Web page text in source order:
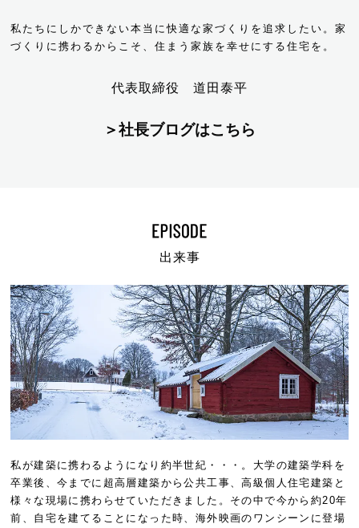
私たちにしかできない本当に快適な家づくりを追求したい。家
づくりに携わるからこそ、住まう家族を幸せにする住宅を。
代表取締役 道田泰平
＞社長ブログはこちら
出来事
私が建築に携わるようになり約半世紀・・・。大学の建築学科を
卒業後、今までに超高層建築から公共工事、高級個人住宅建築と
様々な現場に携わらせていただきました。その中で今から約20年
前、自宅を建てることになった時、海外映画のワンシーンに登場